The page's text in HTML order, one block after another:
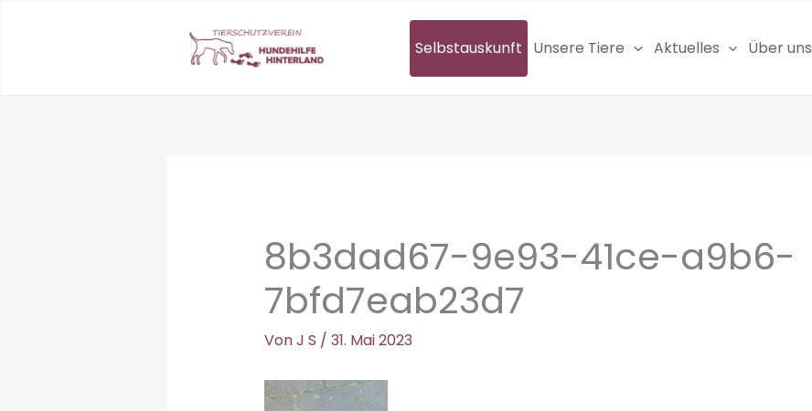
Selbstauskunft Unsere Tiere Aktuelles Über uns
8b3dad67-9e93-41ce-a9b6-
7bfd7eab23d7
VonJ S / 31. Mai 2023